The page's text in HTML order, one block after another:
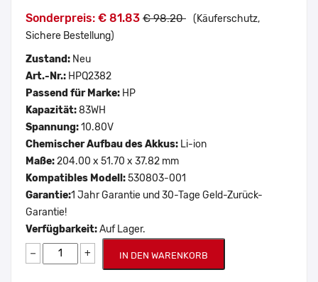
Sonderpreis: € 81.83 € 98.20 (Käuferschutz,
Sichere Bestellung)
Zustand: Neu
Art.-Nr.: HPQ2382
Passend für Marke: HP
Kapazität:83WH
Spannung:10.80V
Chemischer Aufbau des Akkus: Li-ion
Maße:204.00 x 51.70 x 37.82 mm
Kompatibles Modell:530803-001
Garantie:1 Jahr Garantie und 30-Tage Geld-Zurück-
Garantie!
Verfügbarkeit:Auf Lager.
− + IN DEN WARENKORB